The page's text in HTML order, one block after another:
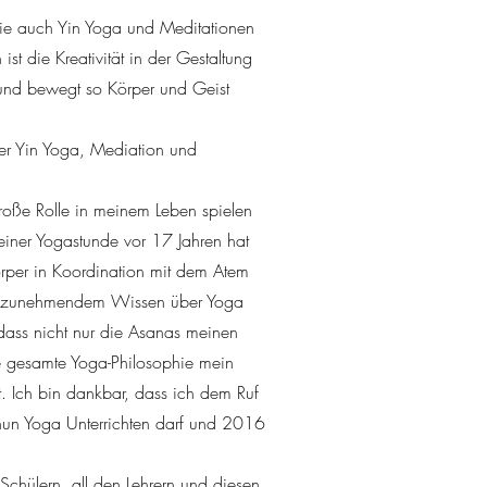
auch Yin Yoga und Meditationen
die Kreativität in der Gestaltung
bewegt so Körper und Geist
Yin Yoga, Mediation und
Rolle in meinem Leben spielen
Yogastunde vor 17 Jahren hat
in Koordination mit dem Atem
Wissen über Yoga
nicht nur die Asanas meinen
Yoga-Philosophie mein
Ich bin dankbar, dass ich dem Ruf
Yoga Unterrichten darf und 2016